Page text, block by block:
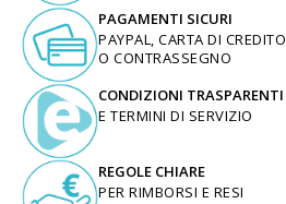
PAGAMENTI SICURI
PAYPAL, CARTA DI CREDITO
O CONTRASSEGNO
CONDIZIONI TRASPARENTI
E TERMINI DI SERVIZIO
REGOLE CHIARE
PER RIMBORSI E RESI